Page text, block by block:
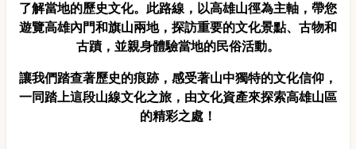
了解當地的歷史文化。此路線，以高雄山徑為主軸，帶您
遊覽高雄內門和旗山兩地，探訪重要的文化景點、古物和
古蹟，並親身體驗當地的民俗活動。
讓我們踏查著歷史的痕跡，感受著山中獨特的文化信仰，
一同踏上這段山線文化之旅，由文化資產來探索高雄山區
的精彩之處！